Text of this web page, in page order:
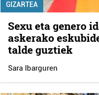
GIZARTEA
Sexu eta genero
askerako
talde guztiek
Sara Ibarguren